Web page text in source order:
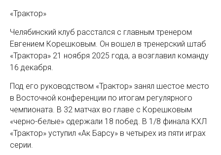
«Трактор»
Челябинский клуб расстался с главным тренером
Евгением Корешковым. Он вошел в тренерский штаб
«Трактора» 21 ноября 2025 года, а возглавил команду
16 декабря.
Под его руководством «Трактор» занял шестое место
в Восточной конференции по итогам регулярного
чемпионата. В 32 матчах во главе с Корешковым
«черно-белые» одержали 18 побед. В 1/8 финала КХЛ
«Трактор» уступил «Ак Барсу» в четырех из пяти играх
серии.